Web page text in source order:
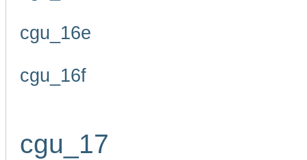
cgu_16e
cgu_16f
cgu_17